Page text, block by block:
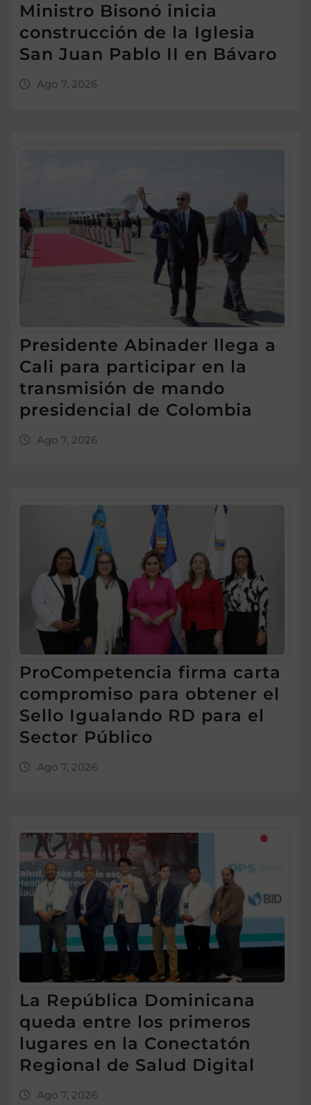
Ministro Bisonó inicia
construcción de la Iglesia
San Juan Pablo II en Bávaro
Ago 7, 2026
Presidente Abinader llega a
Cali para participar en la
transmisión de mando
presidencial de Colombia
Ago 7, 2026
ProCompetencia firma carta
compromiso para obtener el
Sello Igualando RD para el
Sector Público
Ago 7, 2026
La República Dominicana
queda entre los primeros
lugares en la Conectatón
Regional de Salud Digital
Ago 7, 2026